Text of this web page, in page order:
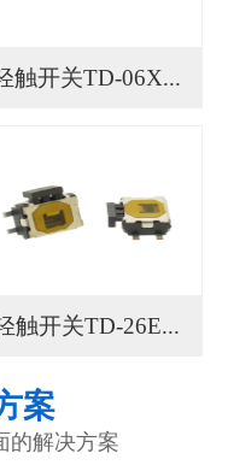
触开关TD-06X...
触开关TD-26E...
案
的解决方案